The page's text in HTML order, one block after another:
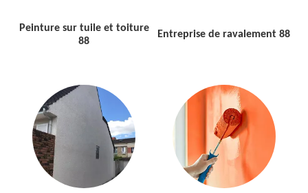
Peinture sur tuile et toiture
88
Entreprise de ravalement 88